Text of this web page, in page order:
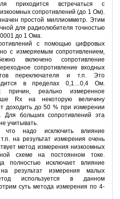
приходится встречаться с
сопротивлений (до 1 Ом).
простой миллиомметр. Этим
для радиолюбителя точностью
до 1 Ома.
с помощью цифровых
с измеряемым сопротивлением,
включено сопротивление
сопротивление входных
переключателя и т.п. Это
в пределах 0,1…0,4 Ом.
причин, реально измеренное
Rx на некоторую величину
доходить до 50 % при измерении
Для больших сопротивлений эта
учитывать.
что надо исключить влияние
на результат измерения очень
метод измерения низкоомных
схеме на постоянном токе.
полностью исключает влияние
результат измерения малых
используется в данном
суть метода измерения по 4-